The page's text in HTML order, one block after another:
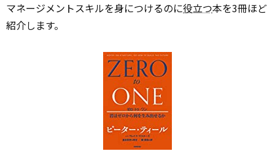
マネージメントスキルを身につけるのに役立つ本を3冊ほど
紹介します。